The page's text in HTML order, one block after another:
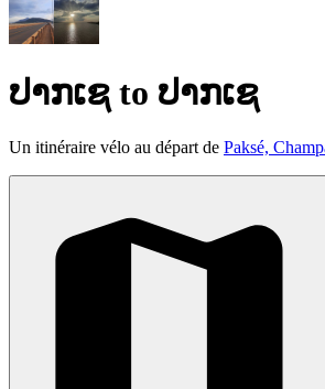
ປາກເຊ to ປາກເຊ
Un itinéraire vélo au départ de Paksé,